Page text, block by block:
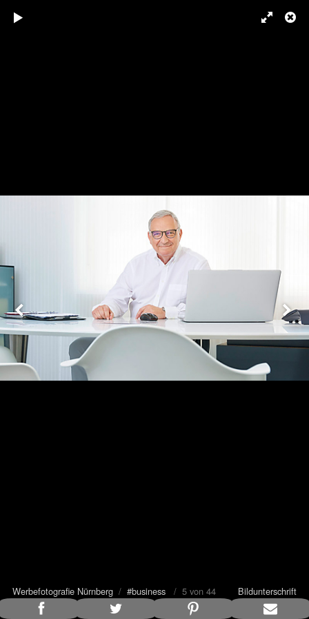
Werbefotografie Nürnberg / #business / 5 von 44 Bildunterschrift
anzeigen